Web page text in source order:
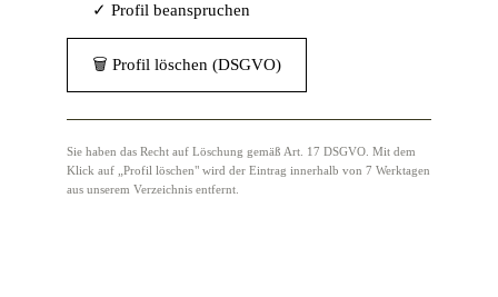
✓ Profil beanspruchen
🗑 Profil löschen (DSGVO)
Sie haben das Recht auf Löschung gemäß Art. 17 DSGVO. Mit dem
Klick auf „Profil löschen" wird der Eintrag innerhalb von 7 Werktagen
aus unserem Verzeichnis entfernt.